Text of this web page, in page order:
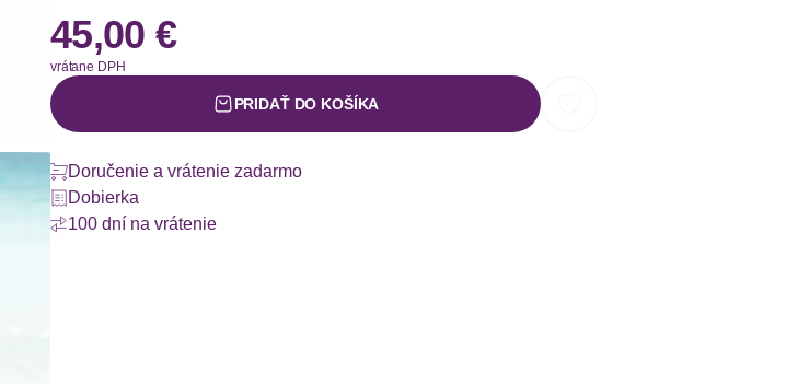
45,00 €
vrátane DPH
PRIDAŤ DO KOŠÍKA
Doručenie a vrátenie zadarmo
Dobierka
100 dní na vrátenie